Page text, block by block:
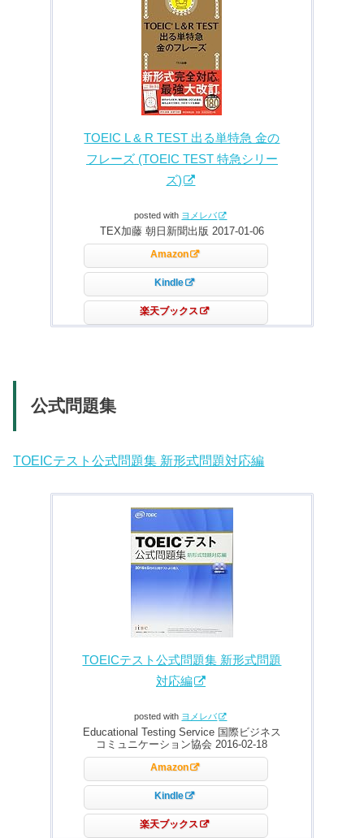
TOEIC L & R TEST 出る単特急 金の
フレーズ (TOEIC TEST 特急シリー
ズ)
posted with ヨメレバ
TEX加藤 朝日新聞出版 2017-01-06
Amazon
Kindle
楽天ブックス
公式問題集
TOEICテスト公式問題集 新形式問題対応編
TOEICテスト公式問題集 新形式問題
対応編
posted with ヨメレバ
Educational Testing Service 国際ビジネス
コミュニケーション協会 2016-02-18
Amazon
Kindle
楽天ブックス